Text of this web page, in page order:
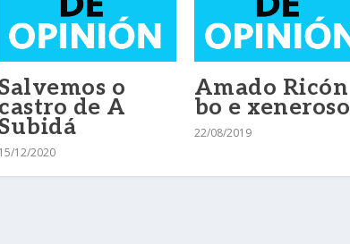
Salvemos o
castro de A
Subidá
15/12/2020
Amado Ricón
bo e xeneroso
22/08/2019